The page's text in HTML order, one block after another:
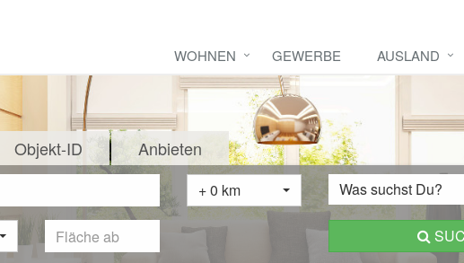
WOHNEN GEWERBE AUSLAND
Objekt-ID Anbieten
+ 0 km Was suchst Du?